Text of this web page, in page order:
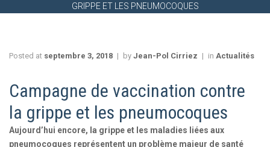
GRIPPE ET LES PNEUMOCOQUES
Posted at septembre 3, 2018 by Jean-Pol Cirriez in Actualités
Campagne de vaccination contre
la grippe et les pneumocoques
Aujourd’hui encore, la grippe et les maladies liées aux
pneumocoques représentent un problème majeur de santé